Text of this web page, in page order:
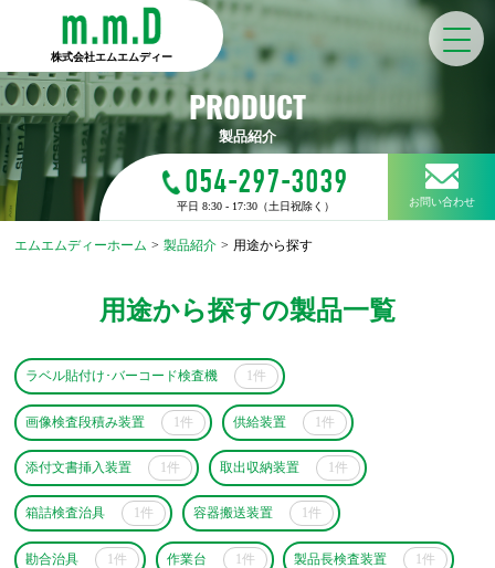
株式会社エムエムディー
製品紹介
PRODUCT
054-297-3039
平日 8:30 - 17:30（土日祝除く） お問い合わせ
エムエムディーホーム > 製品紹介 > 用途から探す
用途から探すの製品一覧
ラベル貼付け･バーコード検査機 1件
画像検査段積み装置 1件 供給装置 1件
添付文書挿入装置 1件 取出収納装置 1件
箱詰検査治具 1件 容器搬送装置 1件
勘合治具 1件 作業台 1件 製品長検査装置 1件